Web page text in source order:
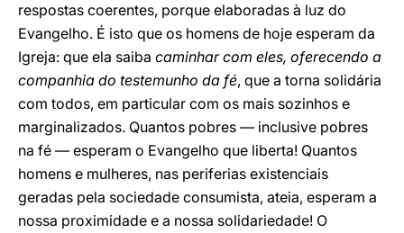
respostas coerentes, porque elaboradas à luz do
Evangelho. É isto que os homens de hoje esperam da
Igreja: que ela saiba caminhar com eles, oferecendo a
companhia do testemunho da fé, que a torna solidária
com todos, em particular com os mais sozinhos e
marginalizados. Quantos pobres — inclusive pobres
na fé — esperam o Evangelho que liberta! Quantos
homens e mulheres, nas periferias existenciais
geradas pela sociedade consumista, ateia, esperam a
nossa proximidade e a nossa solidariedade! O